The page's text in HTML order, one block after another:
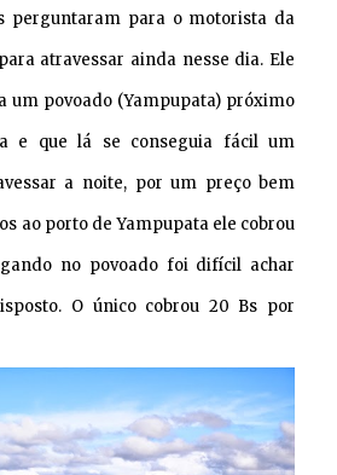
perguntaram para o motorista da
atravessar ainda nesse dia. Ele
um povoado (Yampupata) próximo
e que lá se conseguia fácil um
a noite, por um preço bem
ao porto de Yampupata ele cobrou
no povoado foi difícil achar
O único cobrou 20 Bs por